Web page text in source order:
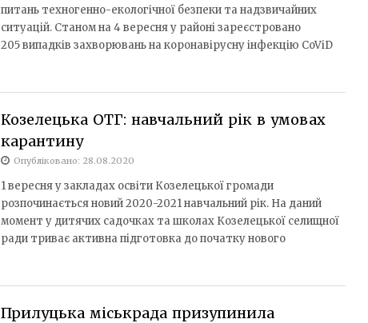
питань техногенно-екологічної безпеки та надзвичайних
ситуацій. Станом на 4 вересня у районі зареєстровано
205 випадків захворювань на коронавірусну інфекцію СoViD
Козелецька ОТГ: навчальний рік в умовах
карантину
Опубліковано: 28.08.2020
1 вересня у закладах освіти Козелецької громади
розпочинається новий 2020-2021 навчальний рік. На даний
момент у дитячих садочках та школах Козелецької селищної
ради триває активна підготовка до початку нового
Прилуцька міськрада призупинила